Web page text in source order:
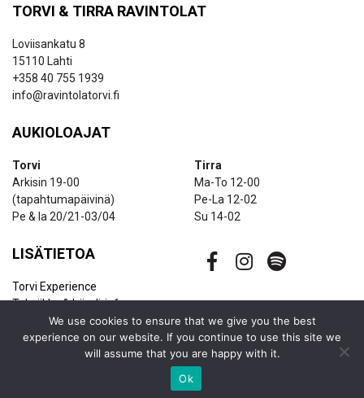
TORVI & TIRRA RAVINTOLAT
Loviisankatu 8
15110 Lahti
+358 40 755 1939
info@ravintolatorvi.fi
AUKIOLOAJAT
Torvi
Arkisin 19-00
(tapahtumapäivinä)
Pe & la 20/21-03/04
Tirra
Ma-To 12-00
Pe-La 12-02
Su 14-02
LISÄTIETOA
Torvi Experience
Tekniikka & bändi-info
Ravintolapalvelut
Uutiskirje
We use cookies to ensure that we give you the best
experience on our website. If you continue to use this site we
will assume that you are happy with it.
Ok